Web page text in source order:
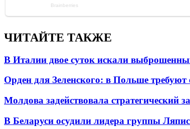
ЧИТАЙТЕ ТАКЖЕ
В Италии двое суток искали
Орден для Зеленского: в Польше требуют
Молдова задействовала стратегический
В Беларуси осудили лидера группы